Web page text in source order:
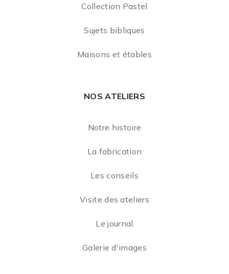
Collection Pastel
Sujets bibliques
Maisons et étables
NOS ATELIERS
Notre histoire
La fabrication
Les conseils
Visite des ateliers
Le journal
Galerie d'images